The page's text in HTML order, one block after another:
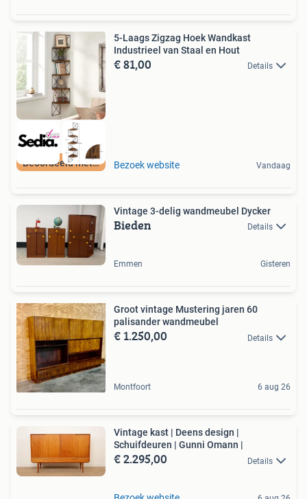
Beoordeeld met 9+
5-Laags Zigzag Hoek Wandkast
Industrieel van Staal en Hout
€ 81,00 Details
Bezoek website Vandaag
Vintage 3-delig wandmeubel Dycker
Bieden Details
Emmen Gisteren
Groot vintage Mustering jaren 60
palisander wandmeubel
€ 1.250,00 Details
Montfoort 6 aug 26
Vintage kast | Deens design |
Schuifdeuren | Gunni Omann |
€ 2.295,00 Details